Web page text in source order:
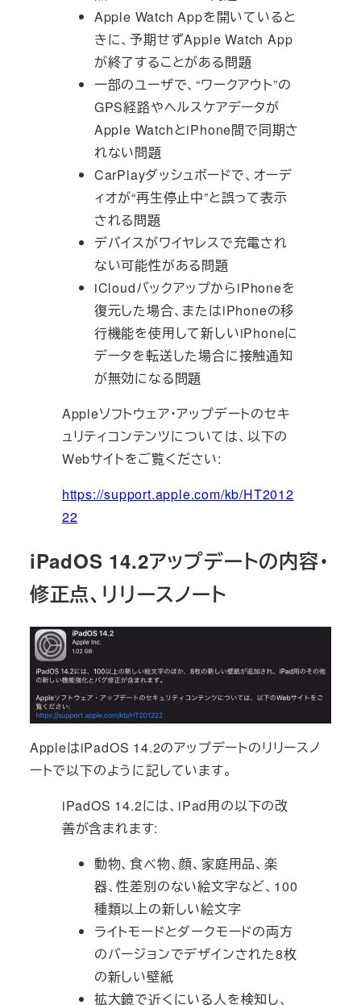
Apple Watch Appを開いていると
きに、予期せずApple Watch App
が終了することがある問題
一部のユーザで、“ワークアウト”の
GPS経路やヘルスケアデータが
Apple WatchとiPhone間で同期さ
れない問題
CarPlayダッシュボードで、オーデ
ィオが“再生停止中”と誤って表示
される問題
デバイスがワイヤレスで充電され
ない可能性がある問題
iCloudバックアップからiPhoneを
復元した場合、またはiPhoneの移
行機能を使用して新しいiPhoneに
データを転送した場合に接触通知
が無効になる問題
Appleソフトウェア・アップデートのセキ
ュリティコンテンツについては、以下の
Webサイトをご覧ください:
https://support.apple.com/kb/HT2012
22
iPadOS 14.2アップデートの内容・
修正点、リリースノート
AppleはiPadOS 14.2のアップデートのリリースノ
ートで以下のように記しています。
iPadOS 14.2には、iPad用の以下の改
善が含まれます:
動物、食べ物、顔、家庭用品、楽
器、性差別のない絵文字など、100
種類以上の新しい絵文字
ライトモードとダークモードの両方
のバージョンでデザインされた8枚
の新しい壁紙
拡大鏡で近くにいる人を検知し、